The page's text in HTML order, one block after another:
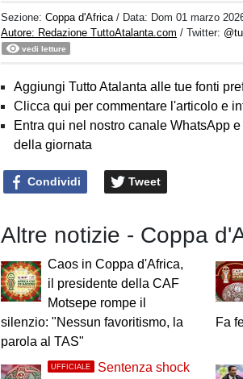
Sezione:Coppa d'Africa / Data: Dom 01 marzo
Autore: Redazione TuttoAtalanta.com / Twitter:
vedi letture
Aggiungi Tutto Atalanta alle tue fonti
Clicca qui per commentare l'articolo e
Entra qui nel nostro canale WhatsApp
della giornata
Condividi Tweet
Altre notizie - Coppa
Caos in Coppa d'Africa,
il presidente della CAF
Motsepe rompe il
silenzio: "Nessun favoritismo, la
parola al TAS"
Fa
UFFICIALE
Sentenza shock